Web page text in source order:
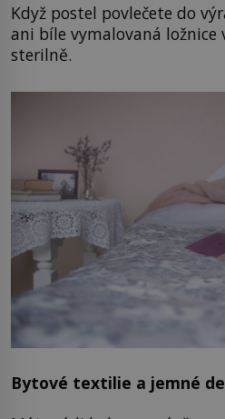
Když postel povlečete do
ani bíle vymalovaná
sterilně.
Bytové textilie a jemné